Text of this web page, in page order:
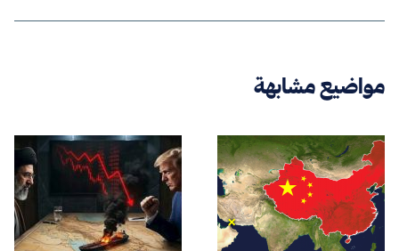
مواضيع مشابهة